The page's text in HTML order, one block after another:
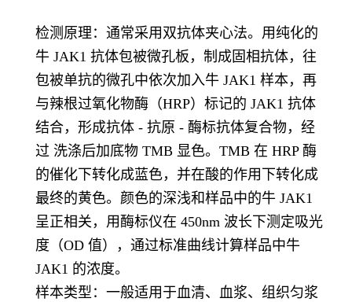
检测原理：通常采用双抗体夹心法。用纯化的
牛 JAK1 抗体包被微孔板，制成固相抗体，往
包被单抗的微孔中依次加入牛 JAK1 样本，再
与辣根过氧化物酶（HRP）标记的 JAK1 抗体
结合，形成抗体 - 抗原 - 酶标抗体复合物，经
过 洗涤后加底物 TMB 显色。TMB 在 HRP 酶
的催化下转化成蓝色，并在酸的作用下转化成
最终的黄色。颜色的深浅和样品中的牛 JAK1
呈正相关，用酶标仪在 450nm 波长下测定吸光
度（OD 值），通过标准曲线计算样品中牛
JAK1 的浓度。
样本类型：一般适用于血清、血浆、组织匀浆